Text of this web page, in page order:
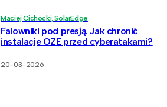
Maciej Cichocki, SolarEdge
Falowniki pod presją. Jak chronić
instalacje OZE przed cyberatakami?
20-03-2026